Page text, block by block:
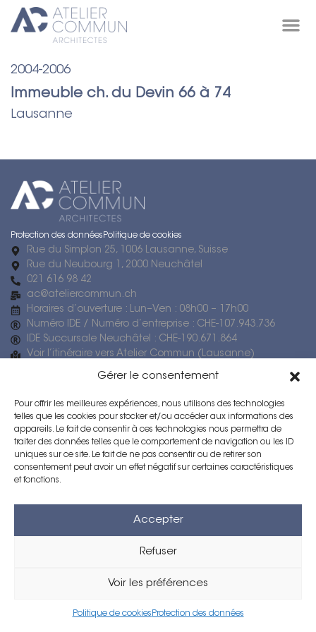
Gérer le consentement
Pour offrir les meilleures expériences, nous utilisons des technologies
telles que les cookies pour stocker et/ou accéder aux informations des
appareils. Le fait de consentir à ces technologies nous permettra de
traiter des données telles que le comportement de navigation ou les ID
uniques sur ce site. Le fait de ne pas consentir ou de retirer son
consentement peut avoir un effet négatif sur certaines caractéristiques
et fonctions.
Accepter
Refuser
Voir les préférences
Politique de cookies Protection des données
2004-2006
Immeuble ch. du Devin 66 à 74
Lausanne
Protection des données Politique de cookies
Rue du Simplon 25, 1006 Lausanne, Suisse
Rue du Neubourg 1, 2000 Neuchâtel
021 616 98 42
ac@ateliercommun.ch
Horaires d’ouverture : Lun–Ven : 08h00 – 17h00
Numéro IDE / Numéro d’entreprise : CHE-107.943.736
IDE Succursale Neuchâtel : CHE-190.671.864
Voir l’itinéraire vers Atelier Commun (Lausanne)
Architecte Lausanne
Architecte Neuchâtel
Direction des travaux Lausanne
Expertise immobilière Vaud
Architecte Minergie
© 2026 atelier commun. tous droits réservés.